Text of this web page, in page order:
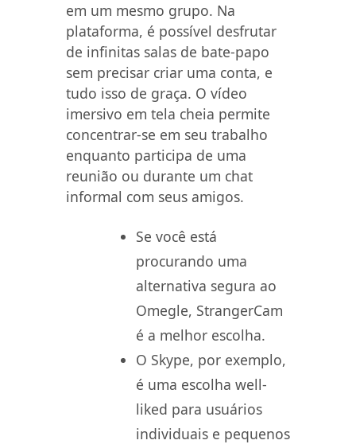
em um mesmo grupo. Na
plataforma, é possível desfrutar
de infinitas salas de bate-papo
sem precisar criar uma conta, e
tudo isso de graça. O vídeo
imersivo em tela cheia permite
concentrar-se em seu trabalho
enquanto participa de uma
reunião ou durante um chat
informal com seus amigos.
Se você está
procurando uma
alternativa segura ao
Omegle, StrangerCam
é a melhor escolha.
O Skype, por exemplo,
é uma escolha well-
liked para usuários
individuais e pequenos